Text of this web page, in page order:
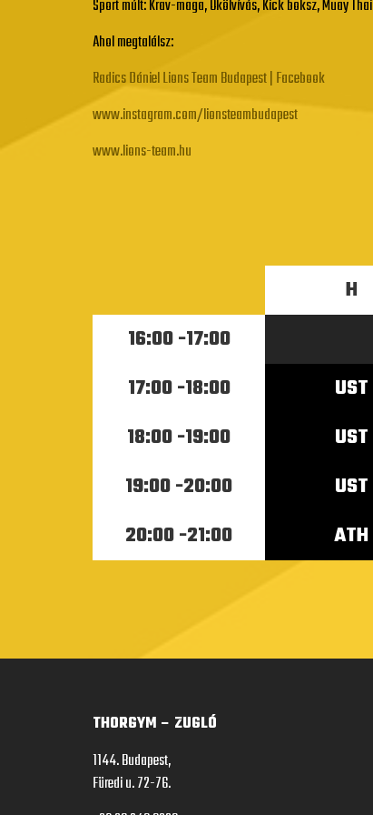
Sport múlt: Krav-maga, Ökölvívás, Kick boksz, Muay Thai
Ahol megtalálsz:
Radics Dániel Lions Team Budapest | Facebook
www.instagram.com/lionsteambudapest
www.lions-team.hu
H
16:00 -17:00
17:00 -18:00
UST
18:00 -19:00
UST
19:00 -20:00
UST
20:00 -21:00
ATH
THORGYM – ZUGLÓ
1144. Budapest,
Füredi u. 72-76.